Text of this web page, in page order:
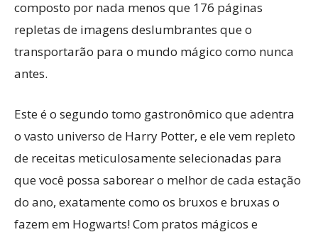
composto por nada menos que 176 páginas
repletas de imagens deslumbrantes que o
transportarão para o mundo mágico como nunca
antes.
Este é o segundo tomo gastronômico que adentra
o vasto universo de Harry Potter, e ele vem repleto
de receitas meticulosamente selecionadas para
que você possa saborear o melhor de cada estação
do ano, exatamente como os bruxos e bruxas o
fazem em Hogwarts! Com pratos mágicos e